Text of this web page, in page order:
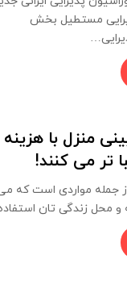
مستطیل بخش
منزل با
تر می کنند!
جمله مواردی است که می
و محل زندگی تان